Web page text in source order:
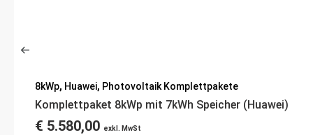
8kWp, Huawei, Photovoltaik Komplettpakete
Komplettpaket 8kWp mit 7kWh Speicher (Huawei)
€ 5.580,00 exkl. MwSt